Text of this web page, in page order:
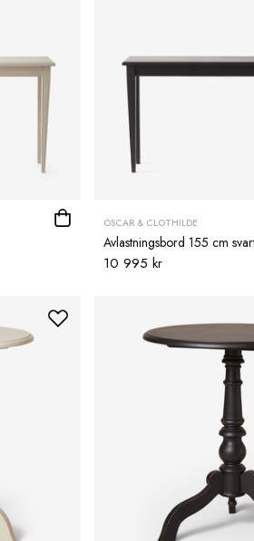
OSCAR & CLOTHILDE
Avlastningsbord 155 cm
10 995 kr